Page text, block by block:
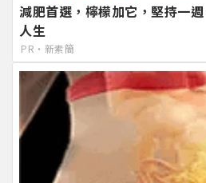
減肥首選，檸檬加它，堅持一
人生
PR・新素簡